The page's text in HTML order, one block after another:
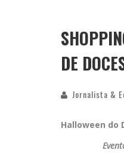
DE
Jornalista &
Halloween do